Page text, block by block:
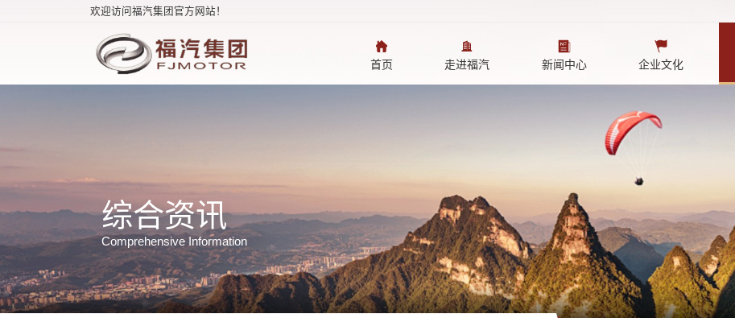
欢迎访问福汽集团官方网站！
首页 走进福汽 新闻中心 企业文化
综合资讯
Comprehensive Information